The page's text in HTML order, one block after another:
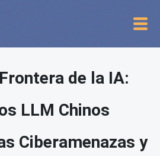
de la IA:
LLM Chinos
Ciberamenazas y